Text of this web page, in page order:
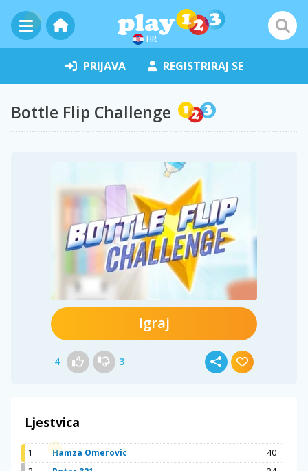
HR
PRIJAVA REGISTRIRAJ SE
Bottle Flip Challenge
Igraj
4 3
Ljestvica
1 Hamza Omerovic
40